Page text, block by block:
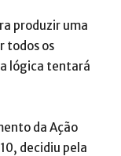
produzir uma
todos os
lógica tentará
da Ação
decidiu pela